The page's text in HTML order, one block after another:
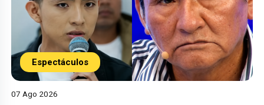
Espectáculos
07 Ago 2026